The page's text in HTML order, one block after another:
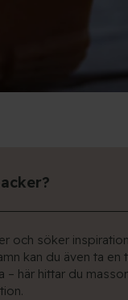
och söker
kan du även ta en
– här hittar du